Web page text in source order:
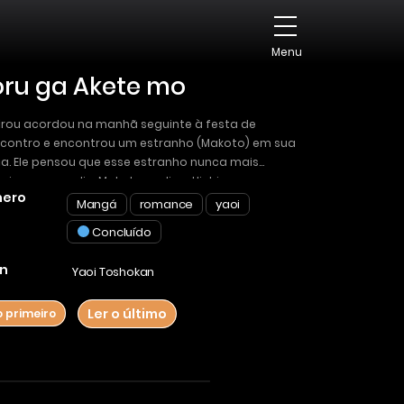
Menu
ga Akete mo
acordou na manhã seguinte à festa de
e encontrou um estranho (Makoto) em sua
Ele pensou que esse estranho nunca mais
mas um dia, Makoto pediu a Uichirou para ser
(sexual).Mangá romance
yaoi
Concluído
Yaoi Toshokan
primeiro Ler o último